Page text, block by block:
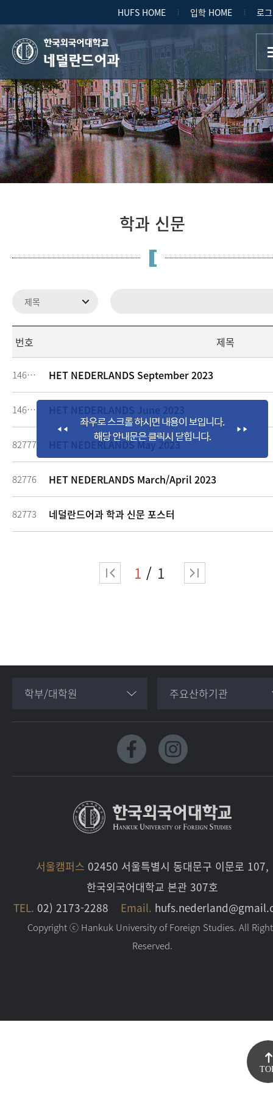
HUFS HOME 입학 HOME 로
네덜란드어과
학과 신문
번호 제목
146980 HET NEDERLANDS September 2023
146978 HET NEDERLANDS June 2023
82777 HET NEDERLANDS May 2023
82776 HET NEDERLANDS March/April 2023
82773 네덜란드어과 학과 신문 포스터
1 1
학부/대학원 주요산하기관
서울캠퍼스 02450 서울특별시 동대문구 이문로 107,
한국외국어대학교 본관 307호
TEL. 02) 2173-2288 Email.
Copyright ⓒ Hankuk University of Foreign Studies. All
Reserved.